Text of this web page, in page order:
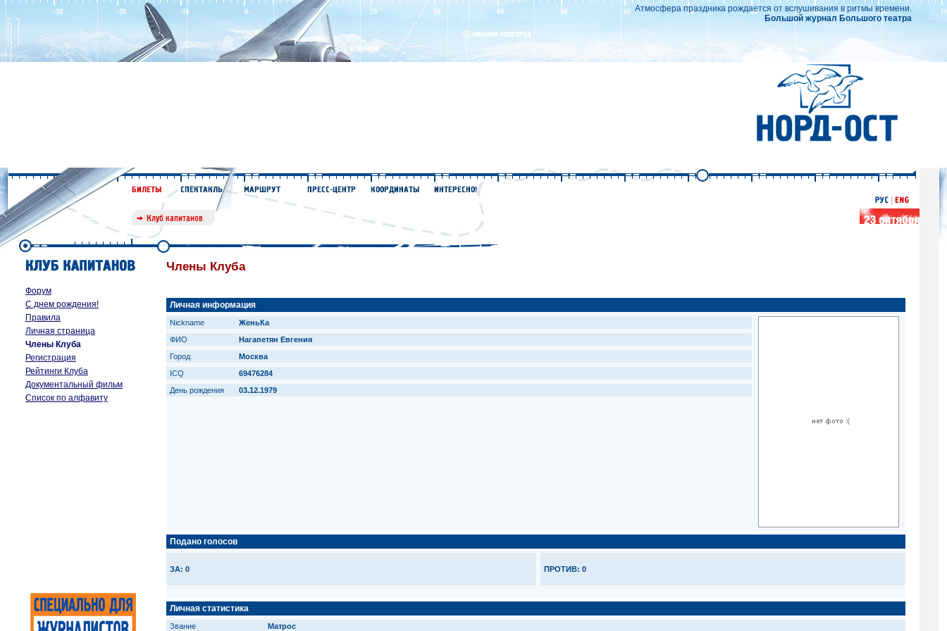
Атмосфера праздника рождается от вслушивания в ритмы времени.
Большой журнал Большого театра
Форум
С днем рождения!
Правила
Личная страница
Члены Клуба
Регистрация
Рейтинги Клуба
Документальный фильм
Список по алфавиту
Члены Клуба
Личная информация
Nickname
ЖеньКа
ФИО
Нагапетян Евгения
Город
Москва
ICQ
69476284
День рождения
03.12.1979
Подано голосов
ЗА: 0 ПРОТИВ: 0
Личная статистика
Звание Матрос